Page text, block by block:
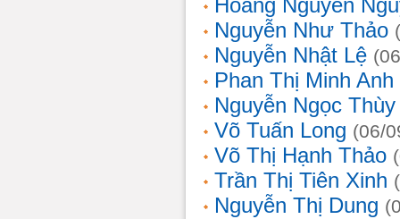
Hoàng Nguyễn
Nguyễn Như Thảo
Nguyễn Nhật Lệ
Phan Thị Minh Anh
Nguyễn Ngọc
Võ Tuấn Long (06/
Võ Thị Hạnh Thảo
Trần Thị Tiên Xinh
Nguyễn Thị Dung